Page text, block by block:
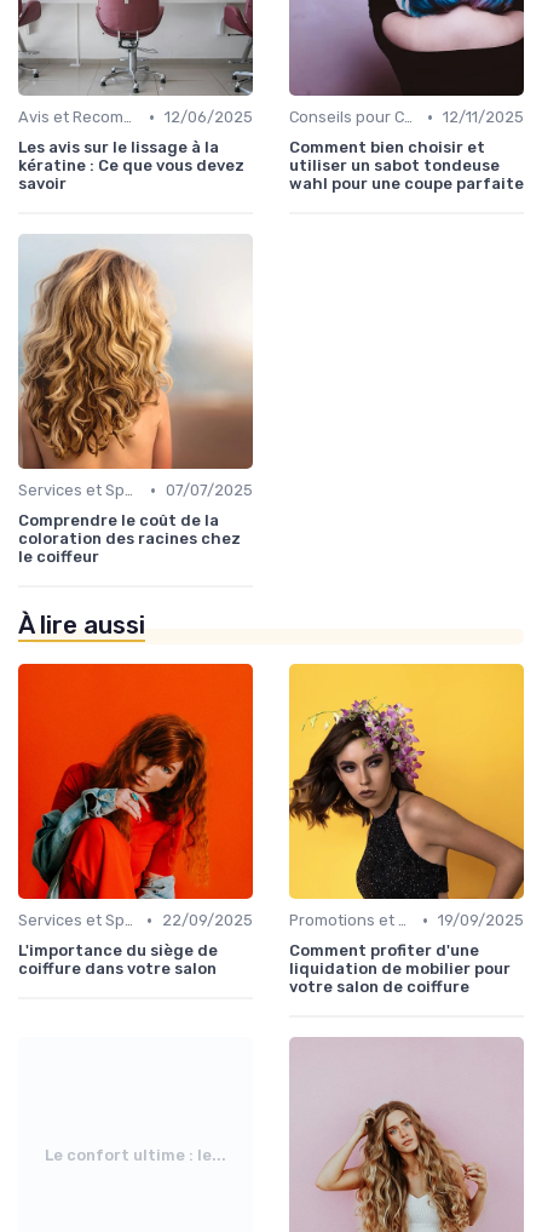
Avis et Recommandations • 12/06/2025
Les avis sur le lissage à la
kératine : Ce que vous devez
savoir
Conseils pour Choisir son Coiffeur • 12/11/2025
Comment bien choisir et
utiliser un sabot tondeuse
wahl pour une coupe parfaite
Services et Spécialités • 07/07/2025
Comprendre le coût de la
coloration des racines chez
le coiffeur
À lire aussi
Services et Spécialités •
22/09/2025
L'importance du siège de
coiffure dans votre salon
Promotions et Offres • 19/09/2025
Comment profiter d'une
liquidation de mobilier pour
votre salon de coiffure
Le confort ultime : le...